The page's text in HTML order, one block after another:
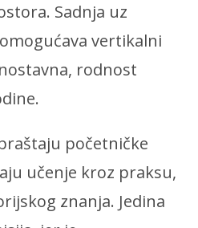
Sadnja uz
vertikalni
rodnost
početničke
učenje kroz praksu,
znanja. Jedina